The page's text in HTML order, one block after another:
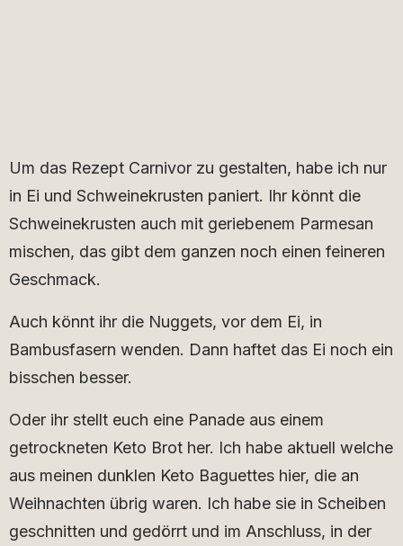
Um das Rezept Carnivor zu gestalten, habe ich nur
in Ei und Schweinekrusten paniert. Ihr könnt die
Schweinekrusten auch mit geriebenem Parmesan
mischen, das gibt dem ganzen noch einen feineren
Geschmack.
Auch könnt ihr die Nuggets, vor dem Ei, in
Bambusfasern wenden. Dann haftet das Ei noch ein
bisschen besser.
Oder ihr stellt euch eine Panade aus einem
getrockneten Keto Brot her. Ich habe aktuell welche
aus meinen dunklen Keto Baguettes hier, die an
Weihnachten übrig waren. Ich habe sie in Scheiben
geschnitten und gedörrt und im Anschluss, in der